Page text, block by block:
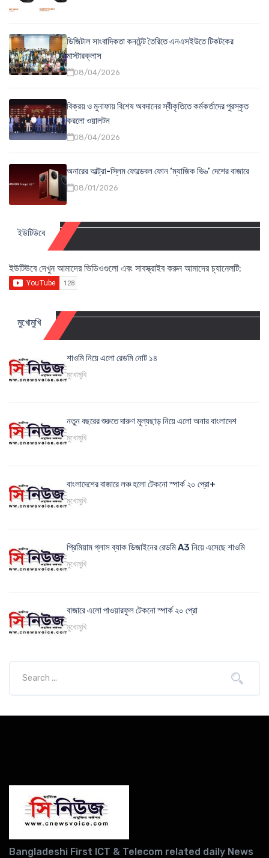
ডিজিটাল সাংবাদিকতা কনটেন্ট তৈরিতে এনএসইউতে টিকটকের
মাস্টারক্লাস
08/04/2026
বিক্রয় ও মুনাফায় বিশেষ অবদানের স্বীকৃতিতে কর্মকর্তাদের পুরস্কৃত
করলো ওয়ালটন
08/04/2026
অনারের আল্ট্রা-স্লিম ফোল্ডেবল ফোন ‘ম্যাজিক ভি৬’ দেশের বাজারে
08/01/2026
ইউটিউবে
ইউটিউবে দেখুন আমাদের ভিডিওগুলো এবং সাবস্ক্রাইব করুন আমাদের চ্যানেলটি:
মুখোমুখি
শাওমি নিয়ে এলো রেডমি নোট ১৪
মুখোমুখি
নতুন বছরের শুরুতে দারুণ মূল্যছাড় নিয়ে এলো অনার বাংলাদেশ
মুখোমুখি
বাংলাদেশের বাজারে লঞ্চ হলো টেকনো স্পার্ক ২০ প্রো+
মুখোমুখি
প্রিমিয়াম গ্লাস ব্যাক ডিজাইনের রেডমি A3 নিয়ে এসেছে শাওমি
মুখোমুখি
বাজারে এলো পাওয়ারফুল টেকনো স্পার্ক ২০ প্রো
মুখোমুখি
Bangladeshi First ICT & Telecom related daily News